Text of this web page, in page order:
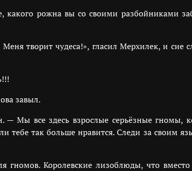
какого рожна вы со своими разбойниками
творит чудеса!», гласил Мерхилек, и сие
завыл.
Мы все здесь взрослые серьёзные гномы,
тебе так больше нравится. Следи за своим
гномов. Королевские лизоблюды, что